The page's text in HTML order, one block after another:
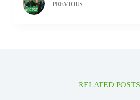
PREVIOUS
RELATED POSTS